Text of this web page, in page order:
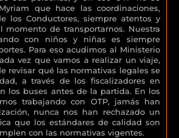
que hace las coordinaciones,
los Conductores, siempre atentos y
momento de transportarnos. Nuestra
con niños y niñas es siempre
Para eso acudimos al Ministerio
vez que vamos a realizar un viaje,
revisar qué las normativas legales se
a través de los fiscalizadores en
los buses antes de la partida. En los
trabajando con OTP, jamás han
nunca nos han rechazado un
que los estándares de calidad son
con las normativas vigentes.